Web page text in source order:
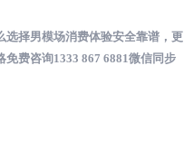
选择男模场消费体验安全靠谱，更
免费咨询1333 867 6881微信同步